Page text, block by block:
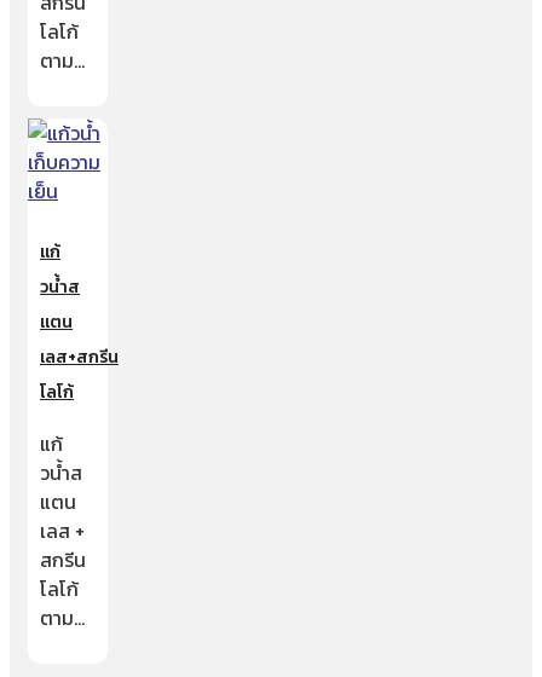
โลโก้
ตาม…
แก้
วน้ำส
แตน
เลส+สกรีน
โลโก้
แก้
วน้ำส
แตน
เลส +
สกรีน
โลโก้
ตาม…